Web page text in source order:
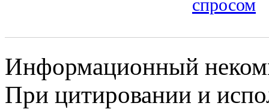
спросом
Информационный
При цитировании и